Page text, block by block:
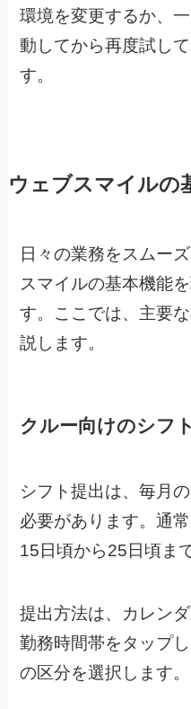
環境を変更するか、
動してから再度試し
す。
ウェブスマイルの
日々の業務をスムー
スマイルの基本機能
す。ここでは、主要
説します。
クルー向けのシフ
シフト提出は、毎月
必要があります。通
15日頃から25日頃ま
提出方法は、カレン
勤務時間帯をタップ
の区分を選択します。